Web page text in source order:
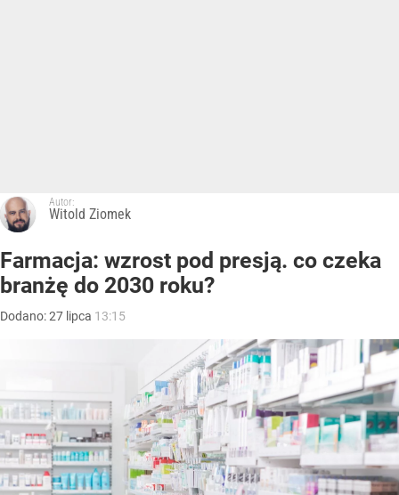
Autor:
Witold Ziomek
Farmacja: wzrost pod presją. co czeka
branżę do 2030 roku?
Dodano:27 lipca 13:15